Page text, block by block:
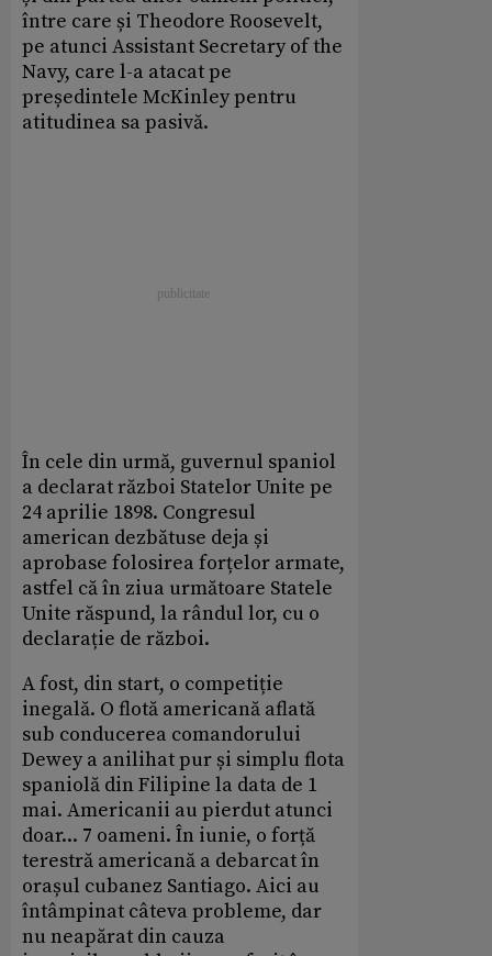
între care și Theodore Roosevelt,
pe atunci Assistant Secretary of the
Navy, care l-a atacat pe
președintele McKinley pentru
atitudinea sa pasivă.
În cele din urmă, guvernul spaniol
a declarat război Statelor Unite pe
24 aprilie 1898. Congresul
american dezbătuse deja și
aprobase folosirea forțelor armate,
astfel că în ziua următoare Statele
Unite răspund, la rândul lor, cu o
declarație de război.
A fost, din start, o competiție
inegală. O flotă americană aflată
sub conducerea comandorului
Dewey a anilihat pur și simplu flota
spaniolă din Filipine la data de 1
mai. Americanii au pierdut atunci
doar... 7 oameni. În iunie, o forță
terestră americană a debarcat în
orașul cubanez Santiago. Aici au
întâmpinat câteva probleme, dar
nu neapărat din cauza